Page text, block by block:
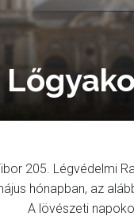
205. Légvédelmi
hónapban, az
A lövészeti